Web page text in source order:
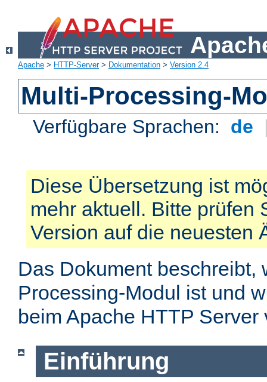
Apache > HTTP-Server> Dokumentation > Version 2.4
Multi-Processing-
Verfügbare Sprachen: de
Diese Übersetzung ist
mehr aktuell. Bitte prüfen
Version auf die neuesten
Das Dokument beschreibt,
Processing-Modul ist und
beim Apache HTTP
Einführung